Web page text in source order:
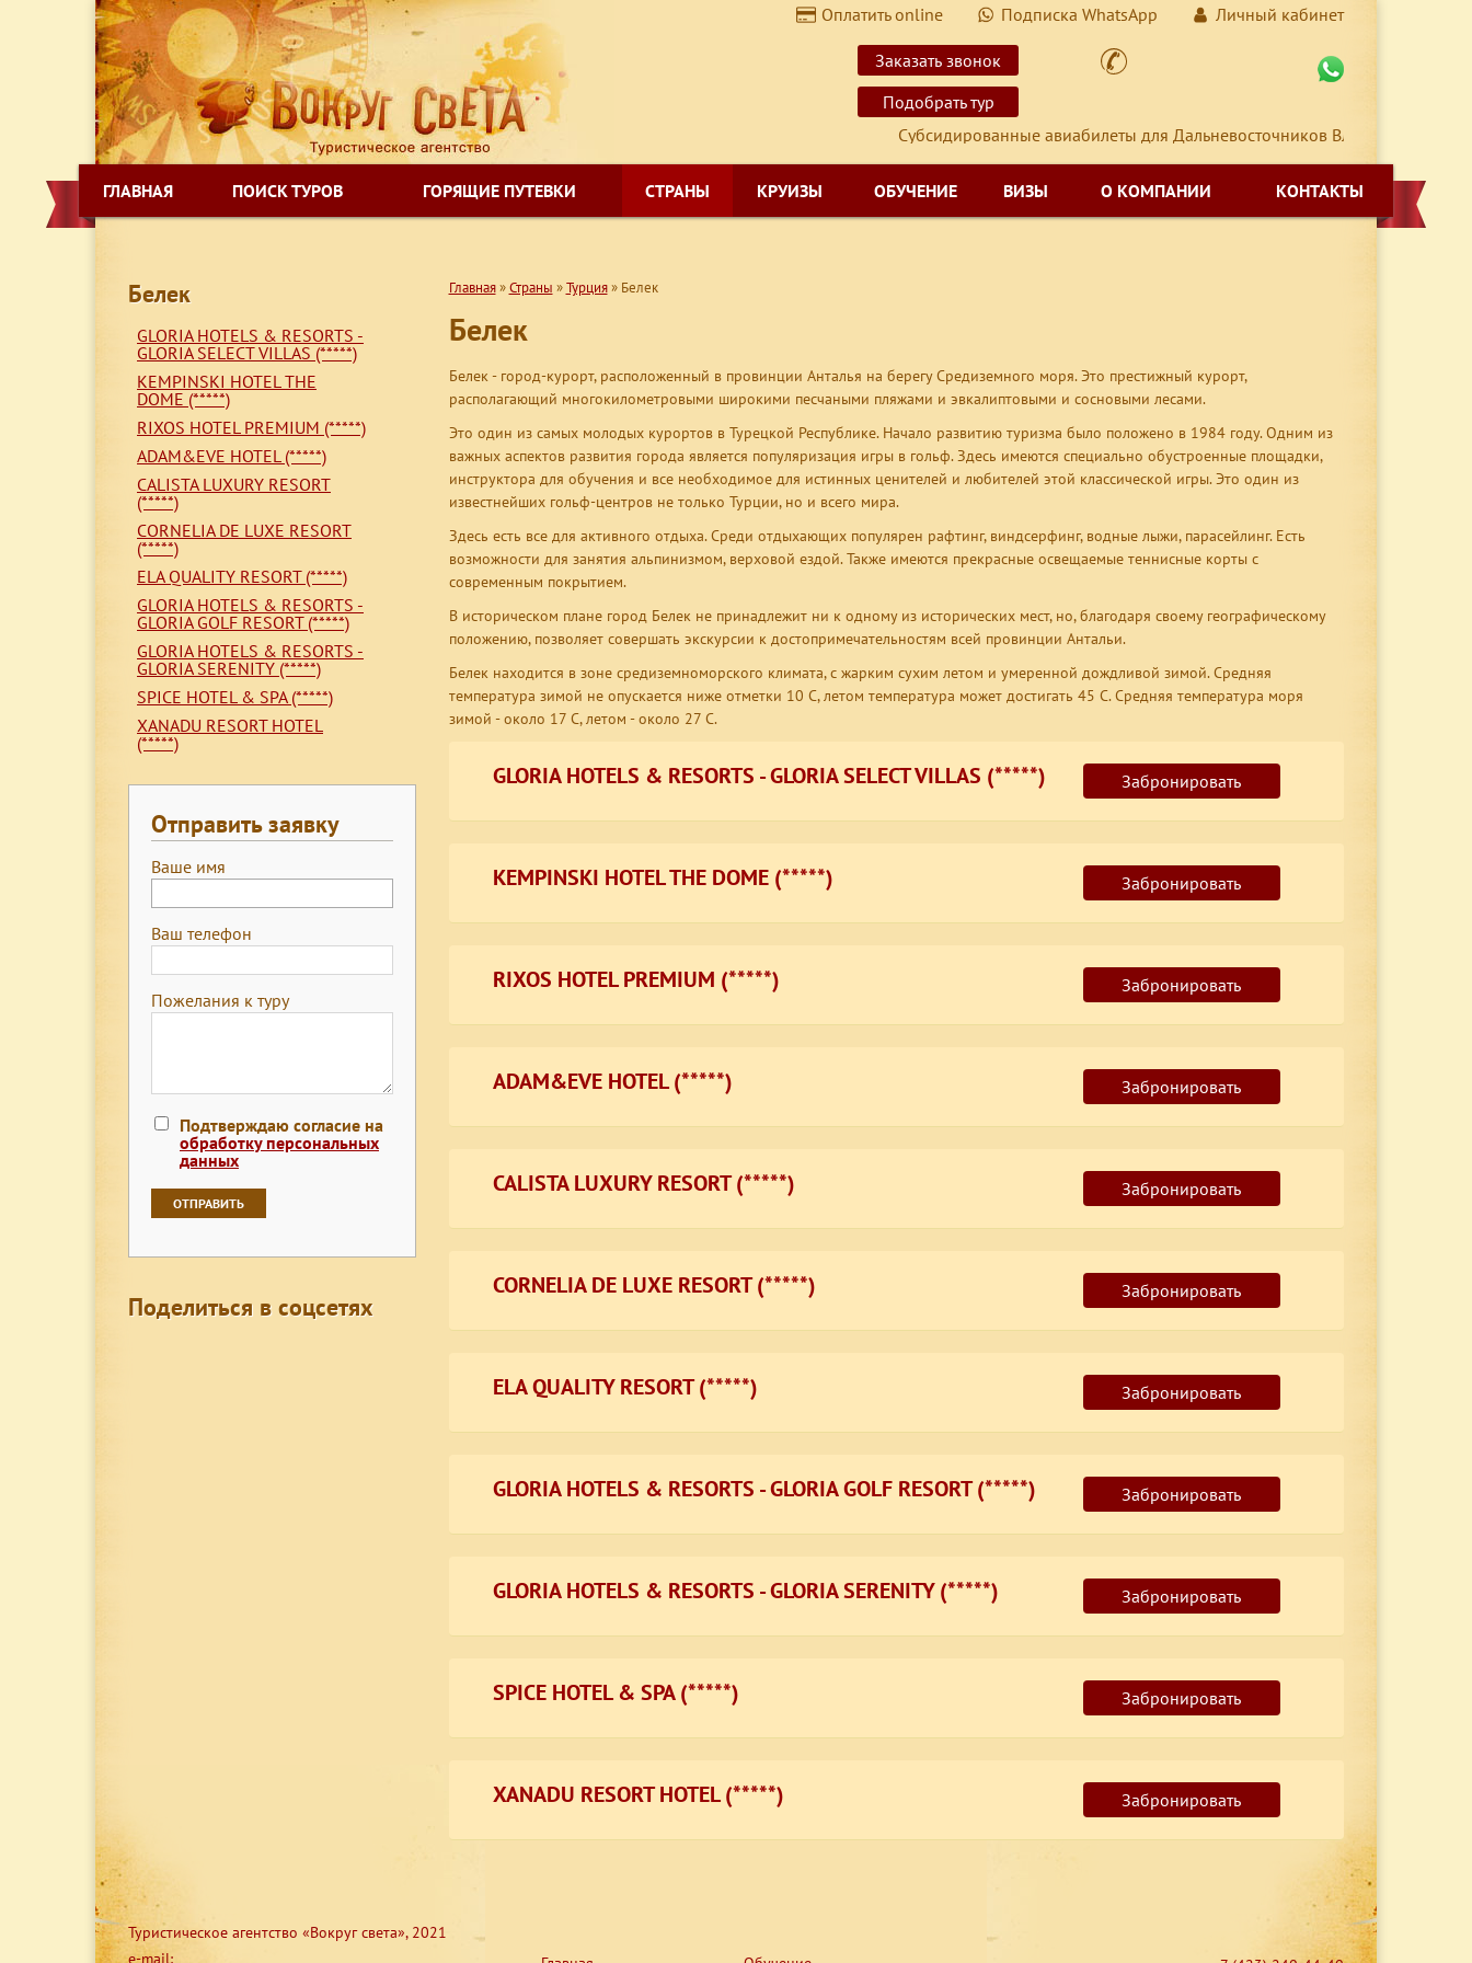
Оплатить online Подписка WhatsApp
Личный кабинет
Заказать звонок
Подобрать тур
Субсидированные авиабилеты для Дальневосточников Владивосток-
ГЛАВНАЯ ПОИСК ТУРОВ ГОРЯЩИЕ ПУТЕВКИ СТРАНЫ КРУИЗЫ ОБУЧЕНИЕ ВИЗЫ О КОМПАНИИ КОНТАКТЫ
Белек
GLORIA HOTELS & RESORTS -
GLORIA SELECT VILLAS (*****)
KEMPINSKI HOTEL THE
DOME (*****)
RIXOS HOTEL PREMIUM (*****)
ADAM&EVE HOTEL (*****)
CALISTA LUXURY RESORT
(*****)
CORNELIA DE LUXE RESORT
(*****)
ELA QUALITY RESORT (*****)
GLORIA HOTELS & RESORTS -
GLORIA GOLF RESORT (*****)
GLORIA HOTELS & RESORTS -
GLORIA SERENITY (*****)
SPICE HOTEL & SPA (*****)
XANADU RESORT HOTEL
(*****)
Отправить заявку
Ваше имя
Ваш телефон
Пожелания к туру
Подтверждаю согласие на
обработку персональных
данных
Поделиться в соцсетях
Главная»Страны »Турция» Белек
Белек
Белек - город-курорт, расположенный в провинции Анталья на берегу Средиземного моря. Это престижный курорт,
располагающий многокилометровыми широкими песчаными пляжами и эвкалиптовыми и сосновыми лесами.
Это один из самых молодых курортов в Турецкой Республике. Начало развитию туризма было положено в 1984 году. Одним из
важных аспектов развития города является популяризация игры в гольф. Здесь имеются специально обустроенные площадки,
инструктора для обучения и все необходимое для истинных ценителей и любителей этой классической игры. Это один из
известнейших гольф-центров не только Турции, но и всего мира.
Здесь есть все для активного отдыха. Среди отдыхающих популярен рафтинг, виндсерфинг, водные лыжи, парасейлинг. Есть
возможности для занятия альпинизмом, верховой ездой. Также имеются прекрасные освещаемые теннисные корты с
современным покрытием.
В историческом плане город Белек не принадлежит ни к одному из исторических мест, но, благодаря своему географическому
положению, позволяет совершать экскурсии к достопримечательностям всей провинции Антальи.
Белек находится в зоне средиземноморского климата, с жарким сухим летом и умеренной дождливой зимой. Средняя
температура зимой не опускается ниже отметки 10 C, летом температура может достигать 45 C. Средняя температура моря
зимой - около 17 C, летом - около 27 C.
GLORIA HOTELS & RESORTS - GLORIA SELECT VILLAS (*****) Забронировать
KEMPINSKI HOTEL THE DOME (*****) Забронировать
RIXOS HOTEL PREMIUM (*****) Забронировать
ADAM&EVE HOTEL (*****) Забронировать
CALISTA LUXURY RESORT (*****) Забронировать
CORNELIA DE LUXE RESORT (*****) Забронировать
ELA QUALITY RESORT (*****) Забронировать
GLORIA HOTELS & RESORTS - GLORIA GOLF RESORT (*****) Забронировать
GLORIA HOTELS & RESORTS - GLORIA SERENITY (*****) Забронировать
SPICE HOTEL & SPA (*****) Забронировать
XANADU RESORT HOTEL (*****) Забронировать
Туристическое агентство «Вокруг света», 2021
e-mail: